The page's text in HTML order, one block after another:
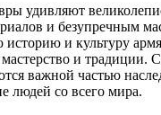
удивляют
и безупречным
и культуру
и традиции.
важной частью
людей со всего мира.